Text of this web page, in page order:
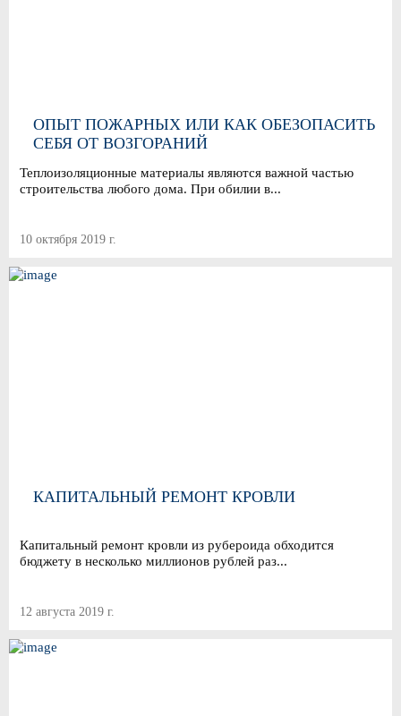
ОПЫТ ПОЖАРНЫХ ИЛИ КАК ОБЕЗОПАСИТЬ
СЕБЯ ОТ ВОЗГОРАНИЙ
Теплоизоляционные материалы являются важной частью
строительства любого дома. При обилии в...
10 октября 2019 г.
КАПИТАЛЬНЫЙ РЕМОНТ КРОВЛИ
Капитальный ремонт кровли из рубероида обходится
бюджету в несколько миллионов рублей раз...
12 августа 2019 г.